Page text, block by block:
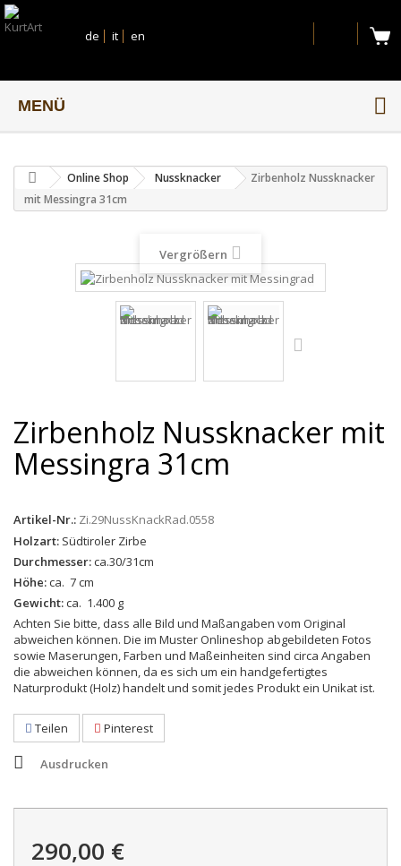
de it en
MENÜ
Online Shop Nussknacker
Zirbenholz Nussknacker
mit Messingra 31cm
Vergrößern
Zirbenholz Nussknacker mit
Messingra 31cm
Artikel-Nr.: Zi.29NussKnackRad.0558
Holzart: Südtiroler Zirbe
Durchmesser:ca.30/31cm
Höhe:ca. 7 cm
Gewicht:ca. 1.400 g
Achten Sie bitte, dass alle Bild und Maßangaben vom Original
abweichen können. Die im Muster Onlineshop abgebildeten Fotos
sowie Maserungen, Farben und Maßeinheiten sind circa Angaben
die abweichen können, da es sich um ein handgefertigtes
Naturprodukt (Holz) handelt und somit jedes Produkt ein Unikat ist.
Teilen Pinterest
Ausdrucken
290,00 €